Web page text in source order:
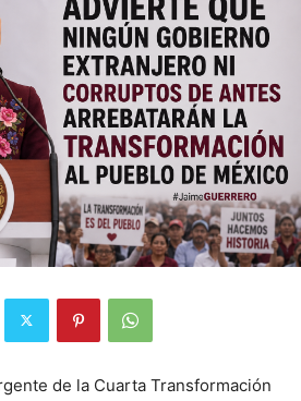
de la Cuarta Transformación